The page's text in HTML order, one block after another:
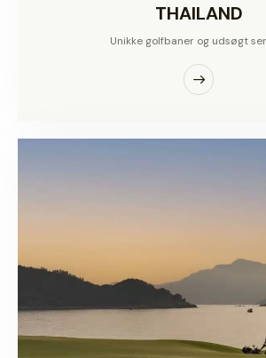
THAILAND
Unikke golfbaner og udsøgt